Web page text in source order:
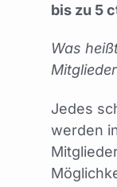
bis zu 5
Was
Jedes
werden